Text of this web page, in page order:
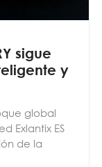
sigue
y
global
Exlantix ES
de la